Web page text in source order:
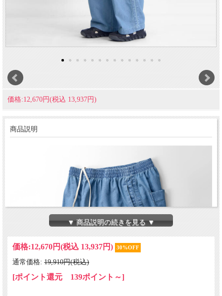
価格:12,670円(税込 13,937円)
商品説明
▼ 商品説明の続きを見る ▼
価格:12,670円(税込 13,937円) 30%OFF
通常価格: 19,910円(税込)
[ポイント還元 139ポイント～]